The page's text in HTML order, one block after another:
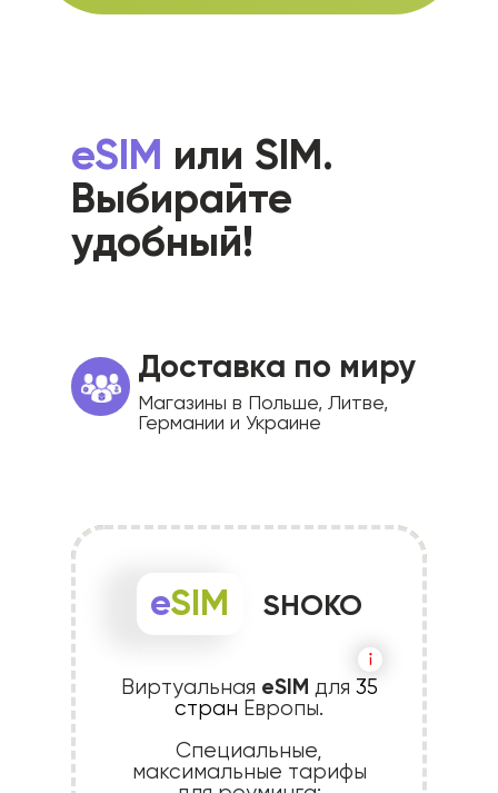
eSIM или SIM.
Выбирайте
удобный!
Доставка по миру
Магазины в Польше, Литве,
Германии и Украине
Виртуальная eSIM для 35
стран Европы.
Специальные,
максимальные тарифы
eSIM SHOKO